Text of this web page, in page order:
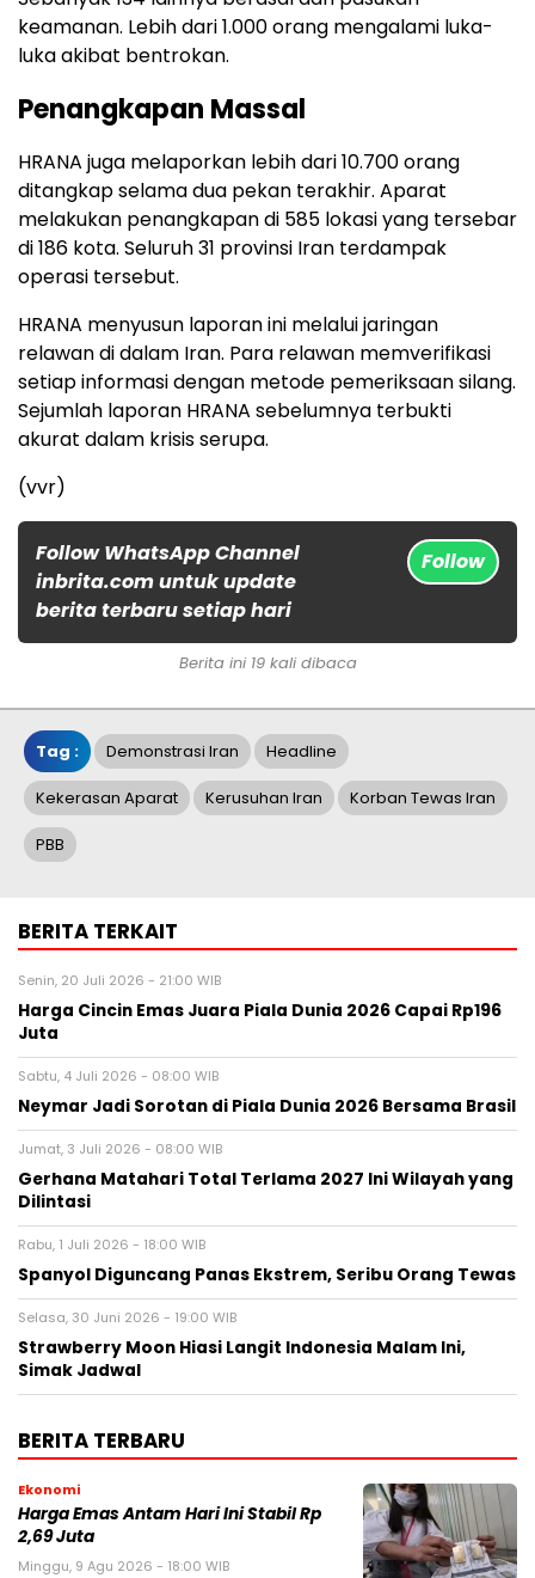
keamanan. Lebih dari 1.000 orang mengalami luka-
luka akibat bentrokan.
Penangkapan Massal
HRANA juga melaporkan lebih dari 10.700 orang
ditangkap selama dua pekan terakhir. Aparat
melakukan penangkapan di 585 lokasi yang tersebar
di 186 kota. Seluruh 31 provinsi Iran terdampak
operasi tersebut.
HRANA menyusun laporan ini melalui jaringan
relawan di dalam Iran. Para relawan memverifikasi
setiap informasi dengan metode pemeriksaan silang.
Sejumlah laporan HRANA sebelumnya terbukti
akurat dalam krisis serupa.
(vvr)
Follow WhatsApp Channel
inbrita.com untuk update
berita terbaru setiap hari
Follow
Berita ini 19 kali dibaca
Tag : Demonstrasi Iran Headline
Kekerasan Aparat Kerusuhan Iran Korban Tewas Iran
PBB
BERITA TERKAIT
Senin, 20 Juli 2026 - 21:00 WIB
Harga Cincin Emas Juara Piala Dunia 2026 Capai Rp196
Juta
Sabtu, 4 Juli 2026 - 08:00 WIB
Neymar Jadi Sorotan di Piala Dunia 2026 Bersama Brasil
Jumat, 3 Juli 2026 - 08:00 WIB
Gerhana Matahari Total Terlama 2027 Ini Wilayah yang
Dilintasi
Rabu, 1 Juli 2026 - 18:00 WIB
Spanyol Diguncang Panas Ekstrem, Seribu Orang Tewas
Selasa, 30 Juni 2026 - 19:00 WIB
Strawberry Moon Hiasi Langit Indonesia Malam Ini,
Simak Jadwal
BERITA TERBARU
Ekonomi
Harga Emas Antam Hari Ini Stabil Rp
2,69 Juta
Minggu, 9 Agu 2026 - 18:00 WIB